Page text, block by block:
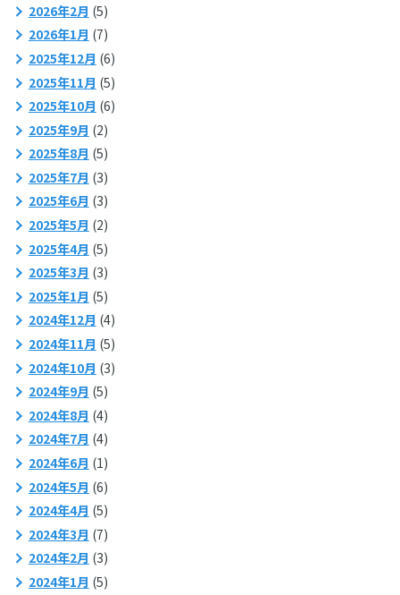
2026年2月 (5)
2026年1月 (7)
2025年12月 (6)
2025年11月 (5)
2025年10月 (6)
2025年9月 (2)
2025年8月 (5)
2025年7月 (3)
2025年6月 (3)
2025年5月 (2)
2025年4月 (5)
2025年3月 (3)
2025年1月 (5)
2024年12月 (4)
2024年11月 (5)
2024年10月 (3)
2024年9月 (5)
2024年8月 (4)
2024年7月 (4)
2024年6月 (1)
2024年5月 (6)
2024年4月 (5)
2024年3月 (7)
2024年2月 (3)
2024年1月 (5)